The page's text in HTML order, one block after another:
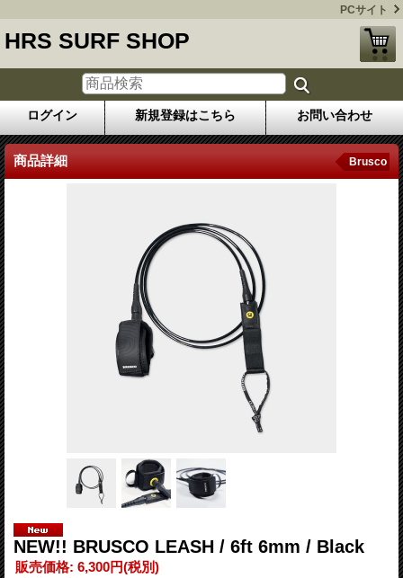
PCサイト
HRS SURF SHOP
ログイン 新規登録はこちら お問い合わせ
商品詳細 Brusco
NEW!! BRUSCO LEASH / 6ft 6mm / Black
販売価格: 6,300円(税別)